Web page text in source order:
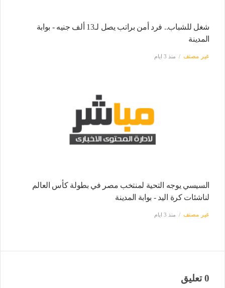
شغل للشباب.. فرد أمن براتب يصل لـ13 ألف جنيه - بوابة
المدينة
غير مصنف منذ 3 ايام
السيسي يوجه التحية لمنتخب مصر في بطولة كأس العالم
لناشئات كرة اليد - بوابة المدينة
غير مصنف منذ 3 ايام
0 تعليق